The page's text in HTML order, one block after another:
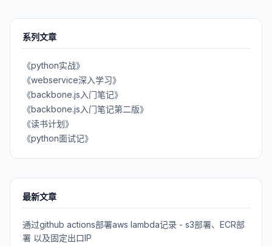
系列文章
《python实战》
《webservice深入学习》
《backbone.js入门笔记》
《backbone.js入门笔记第二版》
《读书计划》
《python面试记》
最新文章
通过github actions部署aws lambda记录 - s3部署、ECR部
署 以及固定出口IP